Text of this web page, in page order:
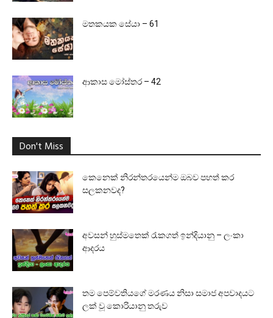
මතකයක සේයා – 61
ආකාස මෝස්තර – 42
Don't Miss
කෙනෙක් නිරන්තරයෙන්ම ඔබව පහත් කර
සලකනවද?
අවසන් හුස්මතෙක් රැකගත් ඉන්දියානු – ලංකා
ආදරය
තම පෙම්වතියගේ මරණය නිසා සමාජ අපවාදයට
ලක් වූ කොරියානු තරුව